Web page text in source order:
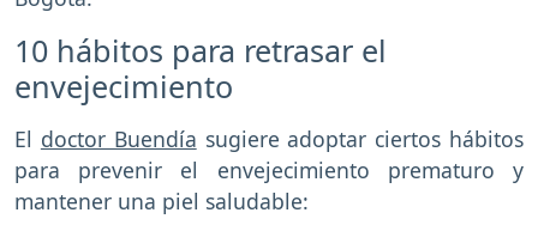
10 hábitos para retrasar el
envejecimiento
El doctor Buendía sugiere adoptar ciertos hábitos
para prevenir el envejecimiento prematuro y
mantener una piel saludable: